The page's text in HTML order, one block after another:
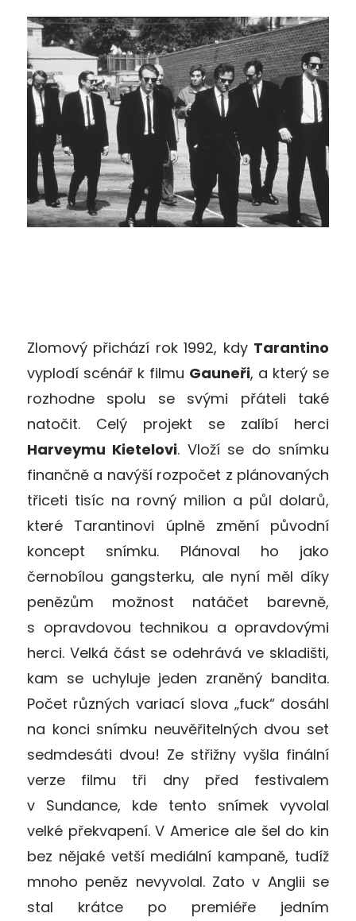
Zlomový přichází rok 1992, kdy Tarantino
vyplodí scénář k filmu Gauneři, a který se
rozhodne spolu se svými přáteli také
natočit. Celý projekt se zalíbí herci
Harveymu Kietelovi. Vloží se do snímku
finančně a navýší rozpočet z plánovaných
třiceti tisíc na rovný milion a půl dolarů,
které Tarantinovi úplně změní původní
koncept snímku. Plánoval ho jako
černobílou gangsterku, ale nyní měl díky
penězům možnost natáčet barevně,
s opravdovou technikou a opravdovými
herci. Velká část se odehrává ve skladišti,
kam se uchyluje jeden zraněný bandita.
Počet různých variací slova „fuck“ dosáhl
na konci snímku neuvěřitelných dvou set
sedmdesáti dvou! Ze střižny vyšla finální
verze filmu tři dny před festivalem
v Sundance, kde tento snímek vyvolal
velké překvapení. V Americe ale šel do kin
bez nějaké vetší mediální kampaně, tudíž
mnoho peněz nevyvolal. Zato v Anglii se
stal krátce po premiéře jedním